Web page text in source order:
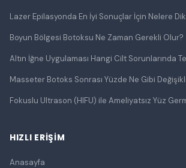
Lazer Epilasyonda En İyi Sonuçlar İçin Nelere
Boyun Bölgesi Botoksu Ne Zaman Gerekli Olur?
Altın İğne Uygulaması Hangi Cilt Sorunlarında
Masseter Botoks Sonrası Yüzde Ne Gibi
Fokuslu Ultrason (HIFU) ile Ameliyatsız Yüz
HIZLI ERIŞIM
Anasayfa